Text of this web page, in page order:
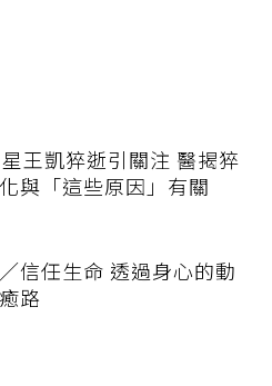
王凱猝逝引關注 醫揭猝
與「這些原因」有關
信任生命 透過身心的動
路